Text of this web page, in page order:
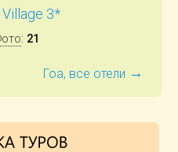
3*
: 21
Гоа, все отели →